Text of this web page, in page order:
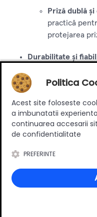
Priză dublă
practică
protejarea
Durabilitate și
Construcție
rezistență la
Priza TWIST 2 în
rotativ dublă de 230V,
care doresc să combine
funcționalitatea
durabile și o utilizare
pentru a îmbunătăți
Politica
Acest site foloseste
a imbunatatii
continuarea accesarii site-
de confidentialitate
PREFERINTE